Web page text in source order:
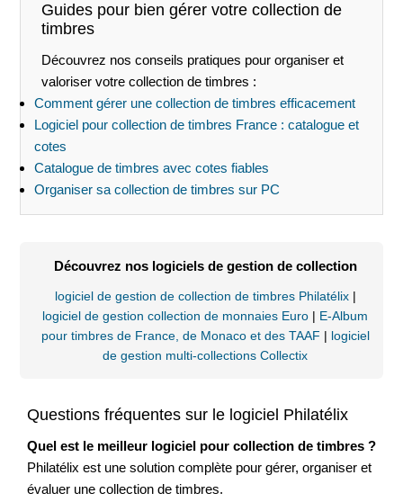
Guides pour bien gérer votre collection de
timbres
Découvrez nos conseils pratiques pour organiser et
valoriser votre collection de timbres :
Comment gérer une collection de timbres efficacement
Logiciel pour collection de timbres France : catalogue et
cotes
Catalogue de timbres avec cotes fiables
Organiser sa collection de timbres sur PC
Découvrez nos logiciels de gestion de collection
logiciel de gestion de collection de timbres Philatélix |
logiciel de gestion collection de monnaies Euro | E-Album
pour timbres de France, de Monaco et des TAAF | logiciel
de gestion multi-collections Collectix
Questions fréquentes sur le logiciel Philatélix
Quel est le meilleur logiciel pour collection de timbres ?
Philatélix est une solution complète pour gérer, organiser et
évaluer une collection de timbres.